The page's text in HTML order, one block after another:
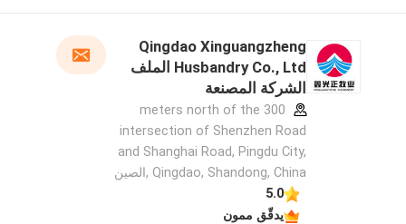
Qingdao Xinguangzheng
Husbandry Co., Ltd الملف
الشركة المصنعة
300 meters north of the
intersection of Shenzhen Road
and Shanghai Road, Pingdu City,
Qingdao, Shandong, China ,الصين
5.0
يدقّق ممون